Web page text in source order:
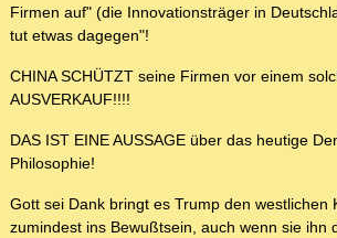
Firmen auf" (die Innovationsträger in
tut etwas dagegen"!
CHINA SCHÜTZT seine Firmen vor einem
AUSVERKAUF!!!!
DAS IST EINE AUSSAGE über das heutige
Philosophie!
Gott sei Dank bringt es Trump den westlichen
zumindest ins Bewußtsein, auch wenn sie ihn